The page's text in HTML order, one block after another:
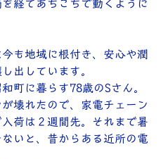
経てあちこちで動くように
も地域に根付き、安心や潤
出しています。
町に暮らす78歳のSさん。
壊れたので、家電チェーン
荷は２週間先。それまで暑
いと、昔からある近所の電